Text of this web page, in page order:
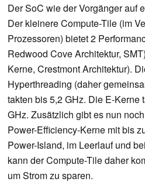
Der SoC wie der Vorgänger auf
Der kleinere Compute-Tile (im
Prozessoren) bietet 2
Redwood Cove Architektur,
Kerne, Crestmont Architektur).
Hyperthreading (daher
takten bis 5,2 GHz. Die E-Kerne
GHz. Zusätzlich gibt es nun
Power-Efficiency-Kerne mit bis
Power-Island, im Leerlauf und
kann der Compute-Tile daher
um Strom zu sparen.